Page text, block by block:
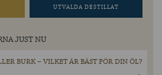
UTVALDA DESTILLAT
JUST NU
BURK – VILKET ÄR BÄST FÖR DIN ÖL?